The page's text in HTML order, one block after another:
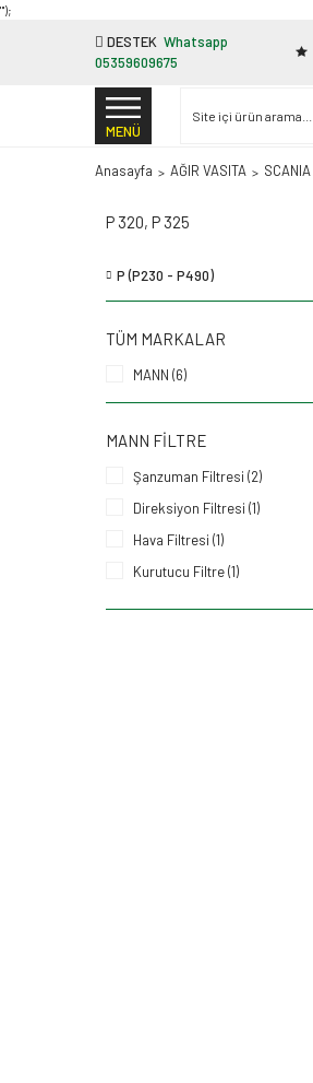
"');
DESTEK Whatsapp
05359609675
MENÜ
Anasayfa AĞIR VASITA SCANIA
P 320, P 325
P (P230 - P490)
TÜM MARKALAR
MANN (6)
MANN FILTRE
Şanzuman Filtresi (2)
Direksiyon Filtresi (1)
Hava Filtresi (1)
Kurutucu Filtre (1)